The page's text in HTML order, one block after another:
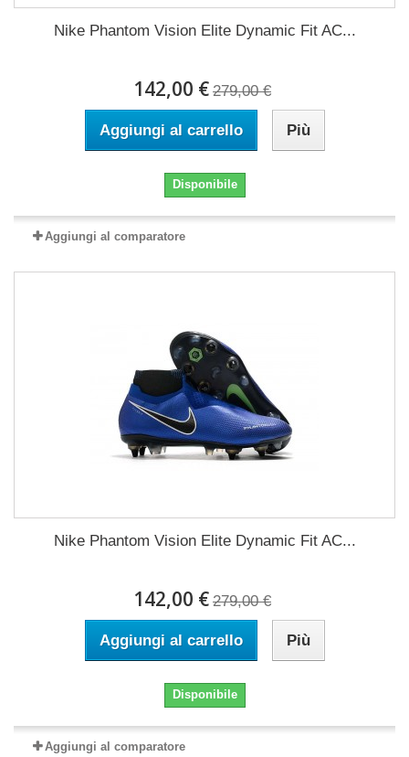
Nike Phantom Vision Elite Dynamic Fit AC...
142,00 € 279,00 €
Aggiungi al carrello Più
Disponibile
Aggiungi al comparatore
Nike Phantom Vision Elite Dynamic Fit AC...
142,00 € 279,00 €
Aggiungi al carrello Più
Disponibile
Aggiungi al comparatore